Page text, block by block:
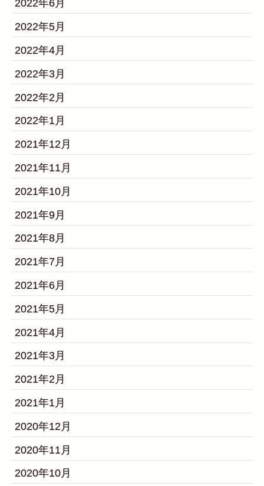
2022年6月
2022年5月
2022年4月
2022年3月
2022年2月
2022年1月
2021年12月
2021年11月
2021年10月
2021年9月
2021年8月
2021年7月
2021年6月
2021年5月
2021年4月
2021年3月
2021年2月
2021年1月
2020年12月
2020年11月
2020年10月